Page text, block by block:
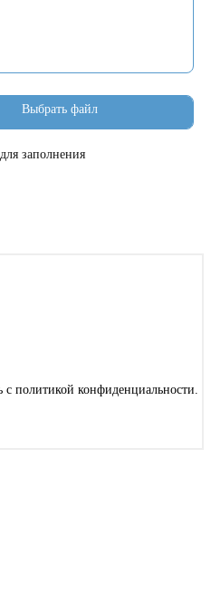
заполнения
с политикой конфиденциальности.